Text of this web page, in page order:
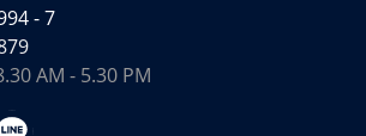
- 7
AM - 5.30 PM